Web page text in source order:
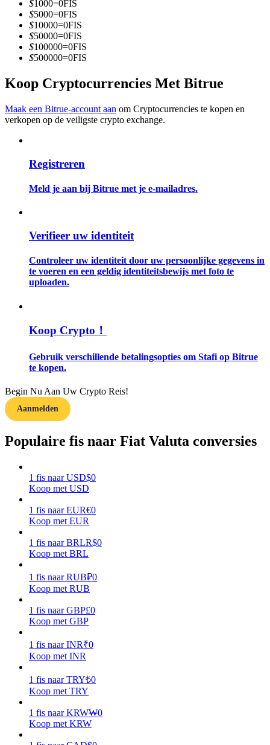
Informatie
Big data-analyse inclusief handelsinformatie, enz.
Gids
Handelsstrategieën
Leer hoe u winstgevend kunt blijven
Verdienen
Macht varkentje
Verdien dagelijks competitieve beloningen
$1000=0FIS
$5000=0FIS
$10000=0FIS
$50000=0FIS
$100000=0FIS
$500000=0FIS
Koop Cryptocurrencies Met Bitrue
Maak een Bitrue-account aan om Cryptocurrencies te kopen en
verkopen op de veiligste crypto exchange.
Registreren
Meld je aan bij Bitrue met je e-mailadres.
Verifieer uw identiteit
Controleer uw identiteit door uw persoonlijke gegevens in
te voeren en een geldig identiteitsbewijs met foto te
uploaden.
Koop Crypto！
Gebruik verschillende betalingsopties om Stafi op Bitrue
te kopen.
Begin Nu Aan Uw Crypto Reis!
Aanmelden
Populaire fis naar Fiat Valuta conversies
1 fis naar USD$0
Koop met USD
1 fis naar EUR€0
Koop met EUR
1 fis naar BRLR$0
Koop met BRL
1 fis naar RUB₽0
Koop met RUB
1 fis naar GBP£0
Koop met GBP
1 fis naar INR₹0
Koop met INR
1 fis naar TRY₺0
Koop met TRY
1 fis naar KRW₩0
Koop met KRW